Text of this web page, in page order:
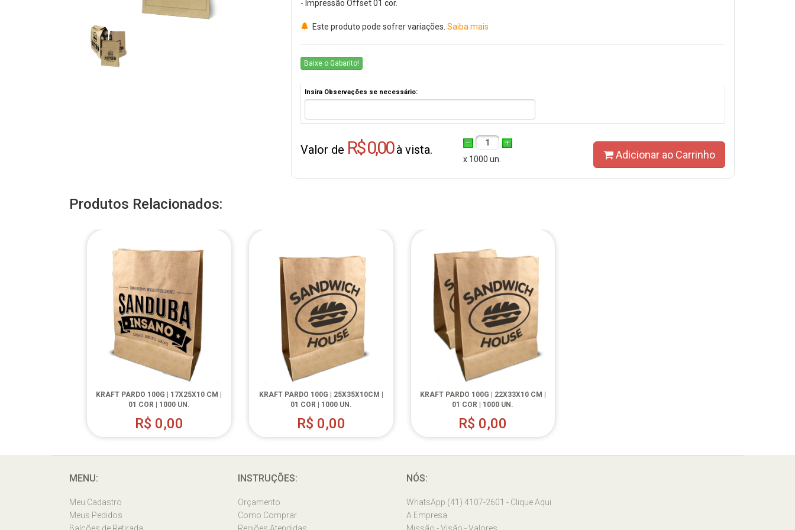
- Impressão Offset 01 cor.
Este produto pode sofrer variações. Saiba mais
Baixe o Gabarito!
Insira Observações se necessário:
Valor de R$ 0,00à vista.
1
x 1000 un.
Adicionar ao Carrinho
Produtos Relacionados:
KRAFT PARDO 100G | 17X25X10 CM |
01 COR | 1000 UN.
R$ 0,00
KRAFT PARDO 100G | 25X35X10CM |
01 COR | 1000 UN.
R$ 0,00
KRAFT PARDO 100G | 22X33X10 CM |
01 COR | 1000 UN.
R$ 0,00
MENU:
Meu Cadastro
Meus Pedidos
INSTRUÇÕES:
Orçamento
Como Comprar
NÓS:
WhatsApp (41) 4107-2601 - Clique Aqui
A Empresa